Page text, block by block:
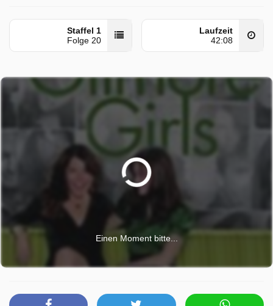
Staffel 1
Folge 20
Laufzeit
42:08
Einen Moment bitte...